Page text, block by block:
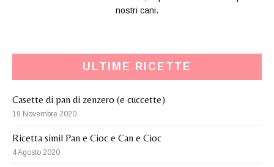
nostri cani.
ULTIME RICETTE
Casette di pan di zenzero (e cuccette)
19 Novembre 2020
Ricetta simil Pan e Cioc e Can e Cioc
4 Agosto 2020